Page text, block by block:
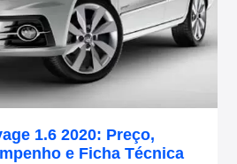
1.6 2020: Preço,
e Ficha Técnica